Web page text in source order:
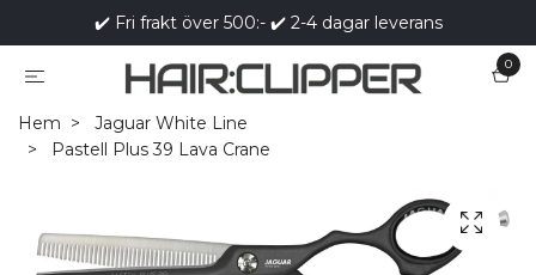
✔️ Fri frakt över 500:- ✔️ 2-4 dagar leverans
0
Hem
Jaguar White Line
Pastell Plus 39 Lava Crane